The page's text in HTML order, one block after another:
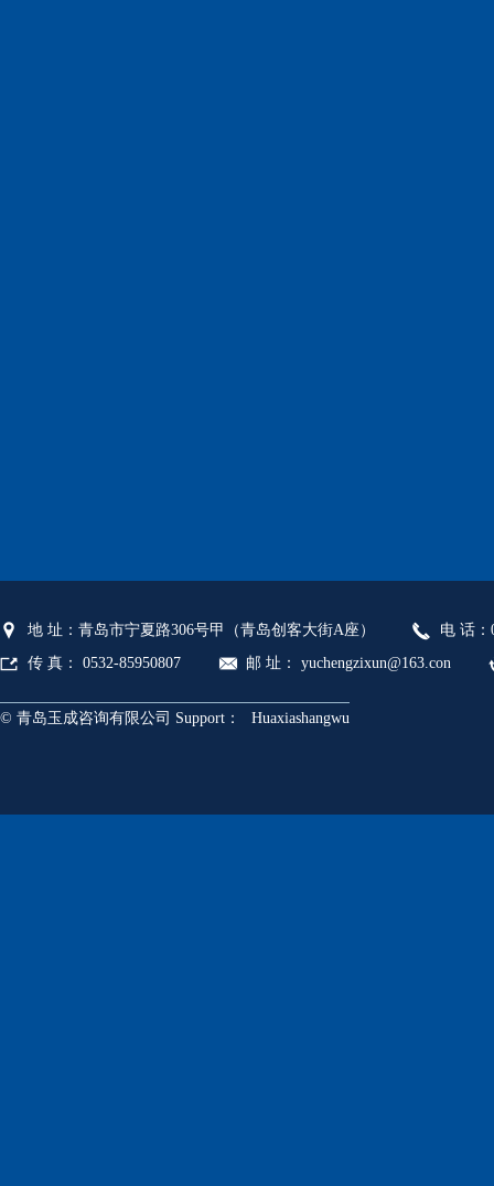
地 址：青岛市宁夏路306号甲（青岛创客大街A座）
电 话：
传 真： 0532-85950807
邮 址： yuchengzixun@163.con
© 青岛玉成咨询有限公司 Support： Huaxiashangwu